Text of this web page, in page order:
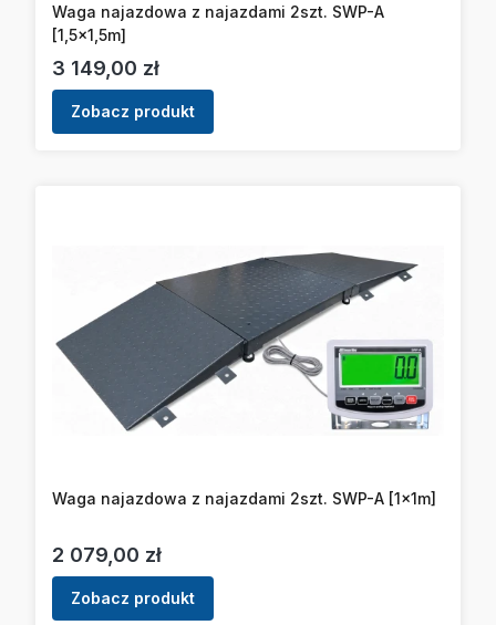
Waga najazdowa z najazdami 2szt. SWP-A
[1,5x1,5m]
Cena
3 149,00 zł
Zobacz produkt
Waga najazdowa z najazdami 2szt. SWP-A [1x1m]
Cena
2 079,00 zł
Zobacz produkt